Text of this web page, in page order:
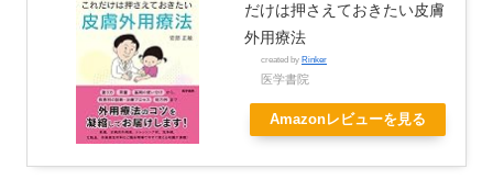
だけは押さえておきたい皮膚
外用療法
created by Rinker
医学書院
Amazonレビューを見る